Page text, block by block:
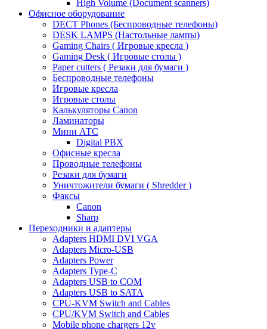
High Volume (Document scanners)
Офисное оборудование
DECT Phones (Беспроводные телефоны)
DESK LAMPS (Настольные лампы)
Gaming Chairs ( Игровые кресла )
Gaming Desk ( Игровые столы )
Paper cutters ( Резаки для бумаги )
Беспроводные телефоны
Игровые кресла
Игровые столы
Калькуляторы Canon
Ламинаторы
Мини АТС
Digital PBX
Офисные кресла
Проводные телефоны
Резаки для бумаги
Уничтожители бумаги ( Shredder )
Факсы
Canon
Sharp
Переходники и адаптеры
Adapters HDMI DVI VGA
Adapters Micro-USB
Adapters Power
Adapters Type-C
Adapters USB to COM
Adapters USB to SATA
CPU-KVM Switch and Cables
CPU/KVM Switch and Cables
Mobile phone chargers 12v